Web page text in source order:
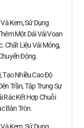
Kem, Sử Dụng
Một Dải Vải Voan
Chất Liệu Vải Mỏng,
Động.
Tạo Nhiều Cao Độ
Trần, Tập Trung Sự
Rác Kết Hợp Chuỗi
Bàn Tròn.